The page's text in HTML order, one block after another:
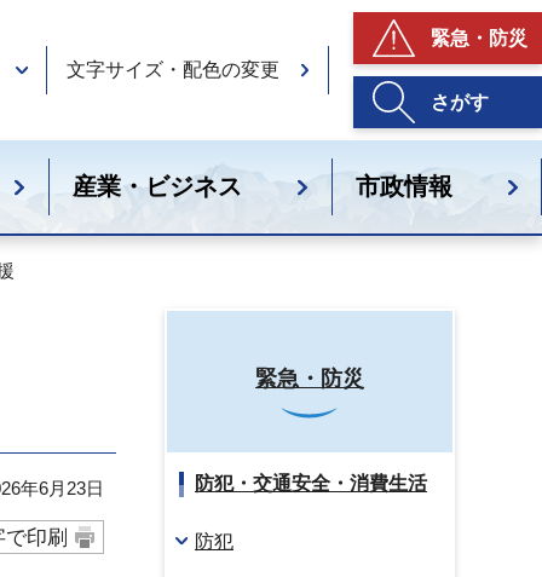
文字サイズ・配色の変更
緊急・防災
さがす
産業・ビジネス 市政情報
年6月23日
印刷
緊急・防災
防犯・交通安全・消費生活
防犯